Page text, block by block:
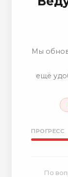
Мы
ещё
ПРОГРЕСС
По